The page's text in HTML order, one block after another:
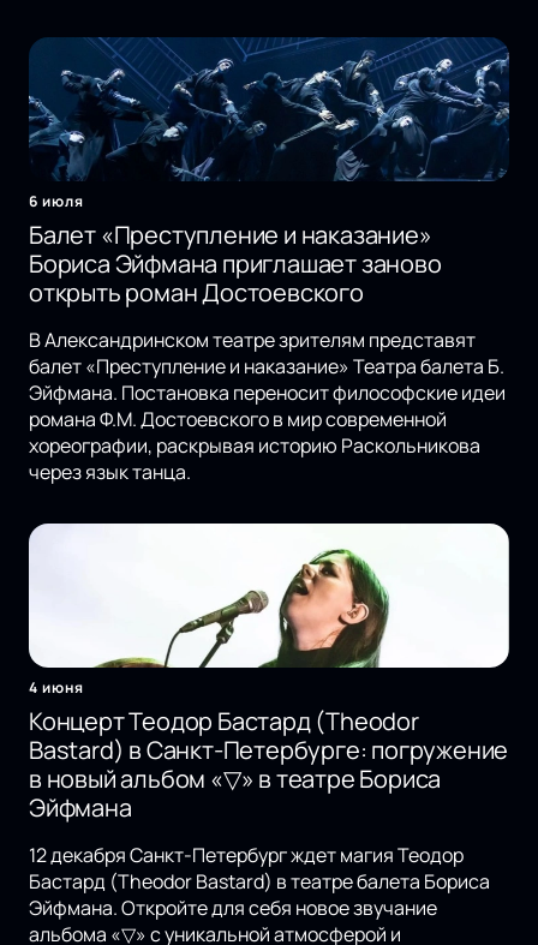
6 июля
Балет «Преступление и наказание»
Бориса Эйфмана приглашает заново
открыть роман Достоевского
В Александринском театре зрителям представят
балет «Преступление и наказание» Театра балета Б.
Эйфмана. Постановка переносит философские идеи
романа Ф.М. Достоевского в мир современной
хореографии, раскрывая историю Раскольникова
через язык танца.
4 июня
Концерт Теодор Бастард (Theodor
Bastard) в Санкт-Петербурге: погружение
в новый альбом «▽» в театре Бориса
Эйфмана
12 декабря Санкт-Петербург ждет магия Теодор
Бастард (Theodor Bastard) в театре балета Бориса
Эйфмана. Откройте для себя новое звучание
альбома «▽» с уникальной атмосферой и